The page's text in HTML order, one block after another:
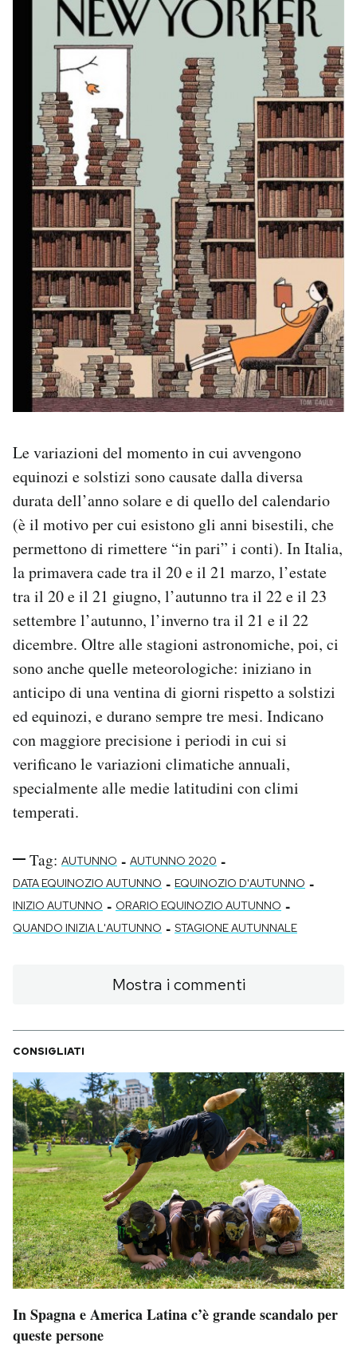
Le variazioni del momento in cui avvengono
equinozi e solstizi sono causate dalla diversa
durata dell’anno solare e di quello del calendario
(è il motivo per cui esistono gli anni bisestili, che
permettono di rimettere “in pari” i conti). In Italia,
la primavera cade tra il 20 e il 21 marzo, l’estate
tra il 20 e il 21 giugno, l’autunno tra il 22 e il 23
settembre l’autunno, l’inverno tra il 21 e il 22
dicembre. Oltre alle stagioni astronomiche, poi, ci
sono anche quelle meteorologiche: iniziano in
anticipo di una ventina di giorni rispetto a solstizi
ed equinozi, e durano sempre tre mesi. Indicano
con maggiore precisione i periodi in cui si
verificano le variazioni climatiche annuali,
specialmente alle medie latitudini con climi
temperati.
Tag: AUTUNNO - AUTUNNO 2020 -
DATA EQUINOZIO AUTUNNO - EQUINOZIO D'AUTUNNO -
INIZIO AUTUNNO - ORARIO EQUINOZIO AUTUNNO -
QUANDO INIZIA L'AUTUNNO - STAGIONE AUTUNNALE
Mostra i commenti
CONSIGLIATI
In Spagna e America Latina c’è grande scandalo per
queste persone